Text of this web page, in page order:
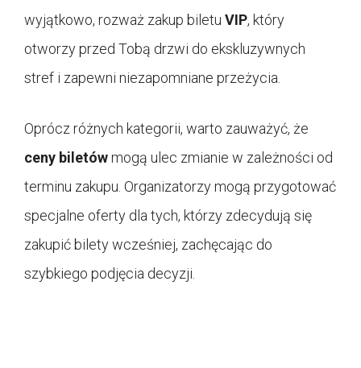
wyjątkowo, rozważ zakup biletu VIP, który
otworzy przed Tobą drzwi do ekskluzywnych
stref i zapewni niezapomniane przeżycia.
Oprócz różnych kategorii, warto zauważyć, że
ceny biletówmogą ulec zmianie w zależności od
terminu zakupu. Organizatorzy mogą przygotować
specjalne oferty dla tych, którzy zdecydują się
zakupić bilety wcześniej, zachęcając do
szybkiego podjęcia decyzji.